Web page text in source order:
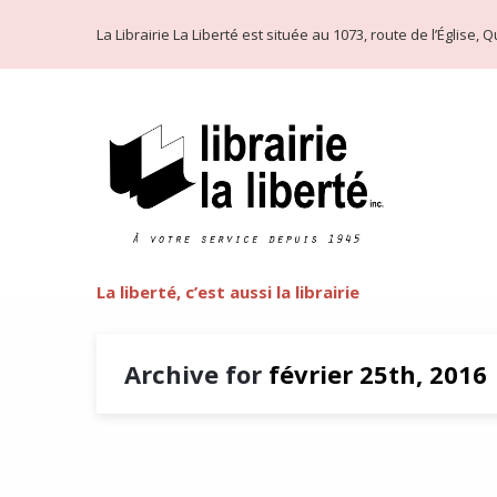
La Librairie La Liberté est située au 1073, route de l’Église,
La liberté, c’est aussi la librairie
Archive for février 25th, 2016